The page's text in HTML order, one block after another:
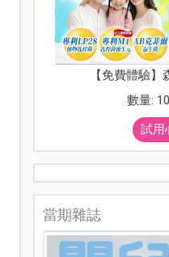
【免費體驗
數量:
試用
當期雜誌